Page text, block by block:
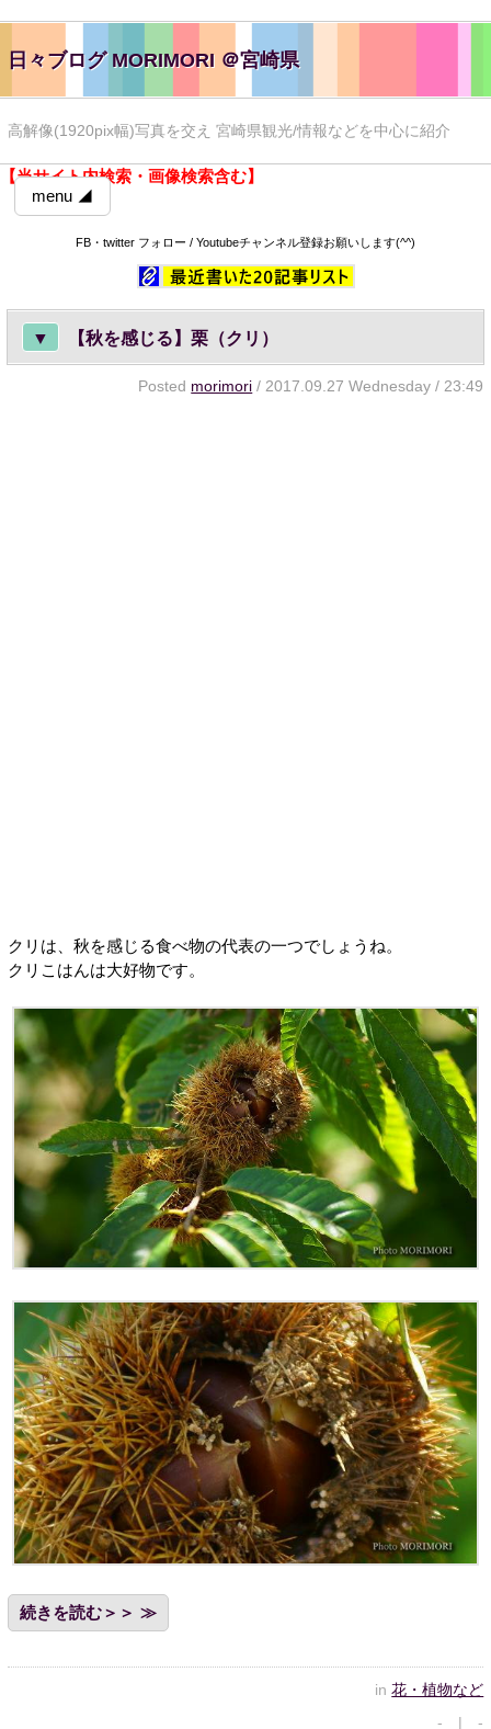
日々ブログ MORIMORI ＠宮崎県
高解像(1920pix幅)写真を交え 宮崎県観光/情報などを中心に紹介
【当サイト内検索・画像検索含む】
menu ◢
FB・twitter フォロー / Youtubeチャンネル登録お願いします(^^)
▼ 【秋を感じる】栗（クリ）
Posted morimori / 2017.09.27 Wednesday / 23:49
クリは、秋を感じる食べ物の代表の一つでしょうね。
クリこはんは大好物です。
続きを読む＞＞
in花・植物など
- | -